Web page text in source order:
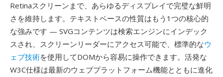
Retinaスクリーンまで、あらゆるディスプレイで完璧な鮮明
さを維持します。テキストベースの性質はもう1つの核心的
な強みです — SVGコンテンツは検索エンジンにインデック
スされ、スクリーンリーダーにアクセス可能で、標準的なウ
ェブ技術を使用してDOMから容易に操作できます。活発な
W3C仕様は最新のウェブプラットフォーム機能とともに進化